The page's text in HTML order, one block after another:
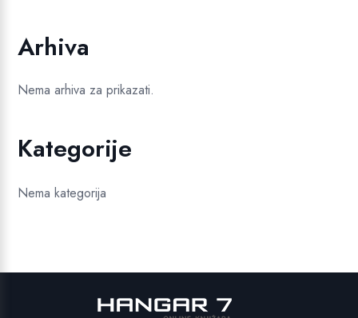
Arhiva
Nema arhiva za prikazati.
Kategorije
Nema kategorija